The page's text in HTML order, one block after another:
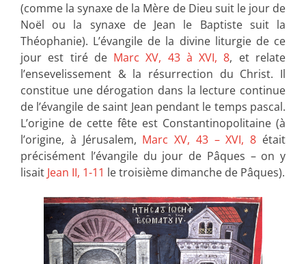
(comme la synaxe de la Mère de Dieu suit le jour de
Noël ou la synaxe de Jean le Baptiste suit la
Théophanie). L’évangile de la divine liturgie de ce
jour est tiré de Marc XV, 43 à XVI, 8, et relate
l’ensevelissement & la résurrection du Christ. Il
constitue une dérogation dans la lecture continue
de l’évangile de saint Jean pendant le temps pascal.
L’origine de cette fête est Constantinopolitaine (à
l’origine, à Jérusalem, Marc XV, 43 – XVI, 8 était
précisément l’évangile du jour de Pâques – on y
lisait Jean II, 1-11 le troisième dimanche de Pâques).